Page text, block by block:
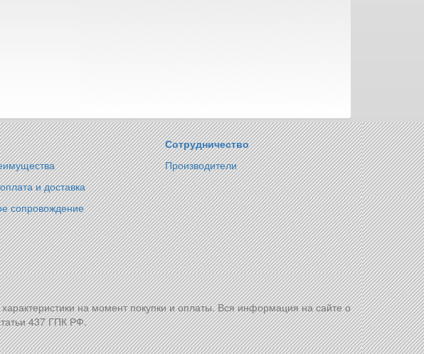
и доставка
сопровождение
Сотрудничество
Производители
характеристики на момент покупки и оплаты. Вся информация на сайте о
437 ГПК РФ.